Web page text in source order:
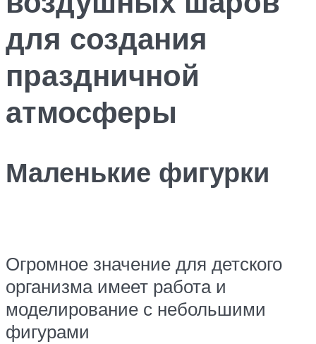
для создания
праздничной
атмосферы
Маленькие фигурки
Огромное значение для детского
организма имеет работа и
моделирование с небольшими
фигурами